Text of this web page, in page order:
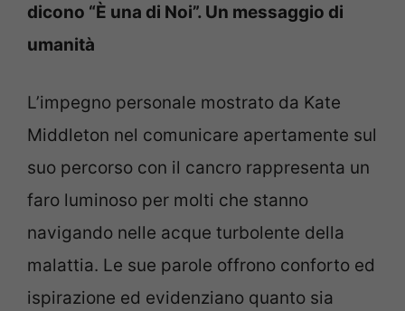
dicono “È una di Noi”. Un messaggio di
umanità
L’impegno personale mostrato da Kate
Middleton nel comunicare apertamente sul
suo percorso con il cancro rappresenta un
faro luminoso per molti che stanno
navigando nelle acque turbolente della
malattia. Le sue parole offrono conforto ed
ispirazione ed evidenziano quanto sia